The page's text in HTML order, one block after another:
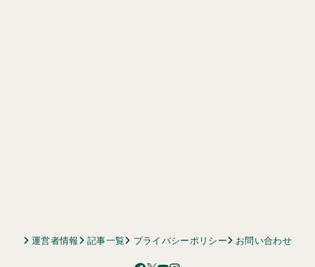
運営者情報 記事一覧 プライバシーポリシー お問い合わせ